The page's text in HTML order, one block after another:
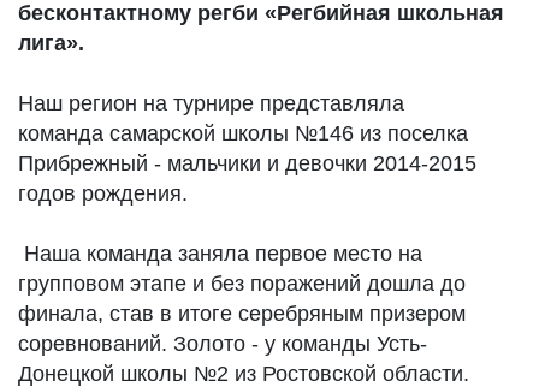
бесконтактному регби «Регбийная школьная
лига».
Наш регион на турнире представляла
команда самарской школы №146 из поселка
Прибрежный - мальчики и девочки 2014-2015
годов рождения.
Наша команда заняла первое место на
групповом этапе и без поражений дошла до
финала, став в итоге серебряным призером
соревнований. Золото - у команды Усть-
Донецкой школы №2 из Ростовской области.